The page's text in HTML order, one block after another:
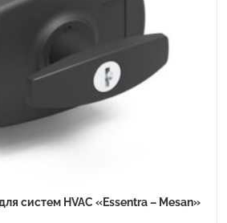
систем HVAC «Essentra – Mesan»